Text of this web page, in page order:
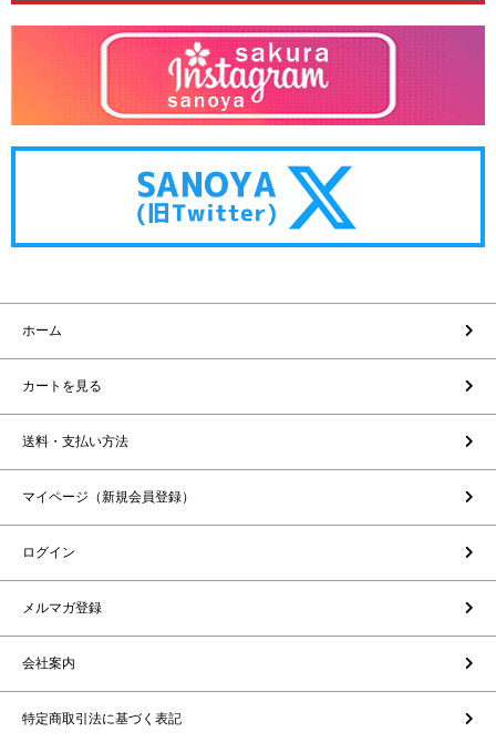
ホーム
カートを見る
送料・支払い方法
マイページ（新規会員登録）
ログイン
メルマガ登録
会社案内
特定商取引法に基づく表記